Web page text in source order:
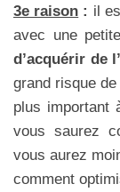
3e raison : il
avec une
d’acquérir de
grand risque
plus important
vous saurez
vous aurez
comment